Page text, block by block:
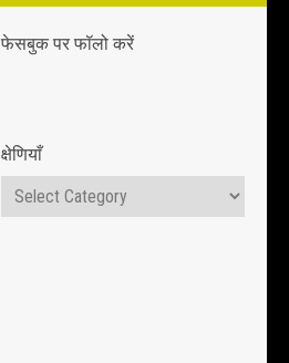
फेसबुक पर फॉलो करें
क्षेणियाँ
क्षेणियाँ